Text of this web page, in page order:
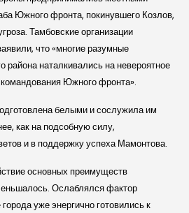
Южного фронта, покинувшего Козлов,
Тамбовские организации
что «многие разумные
района наталкивались на невероятное
Южного фронта».
белыми и сослужила им
как на подсобную силу,
и в поддержку успеха Мамонтова.
основных преимуществ
Ослаблялся фактор
уже энергично готовились к